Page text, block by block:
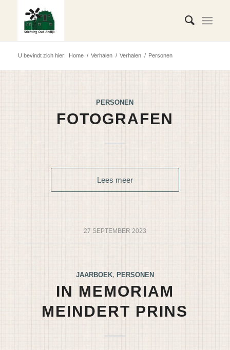
U bevindt zich hier: Home / Verhalen / Verhalen / Personen
PERSONEN
FOTOGRAFEN
Lees meer
27 SEPTEMBER 2023
JAARBOEK, PERSONEN
IN MEMORIAM
MEINDERT PRINS